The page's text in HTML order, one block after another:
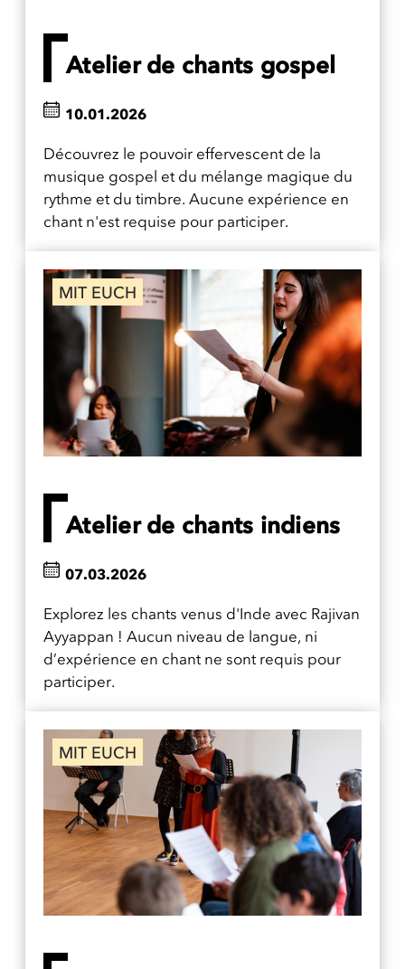
Atelier de chants gospel
Découvrez le pouvoir effervescent de la
musique gospel et du mélange magique du
rythme et du timbre. Aucune expérience en
chant n'est requise pour participer.
10.01.2026
MIT EUCH
Atelier de chants indiens
Explorez les chants venus d'Inde avec Rajivan
Ayyappan ! Aucun niveau de langue, ni
d’expérience en chant ne sont requis pour
participer.
07.03.2026
MIT EUCH